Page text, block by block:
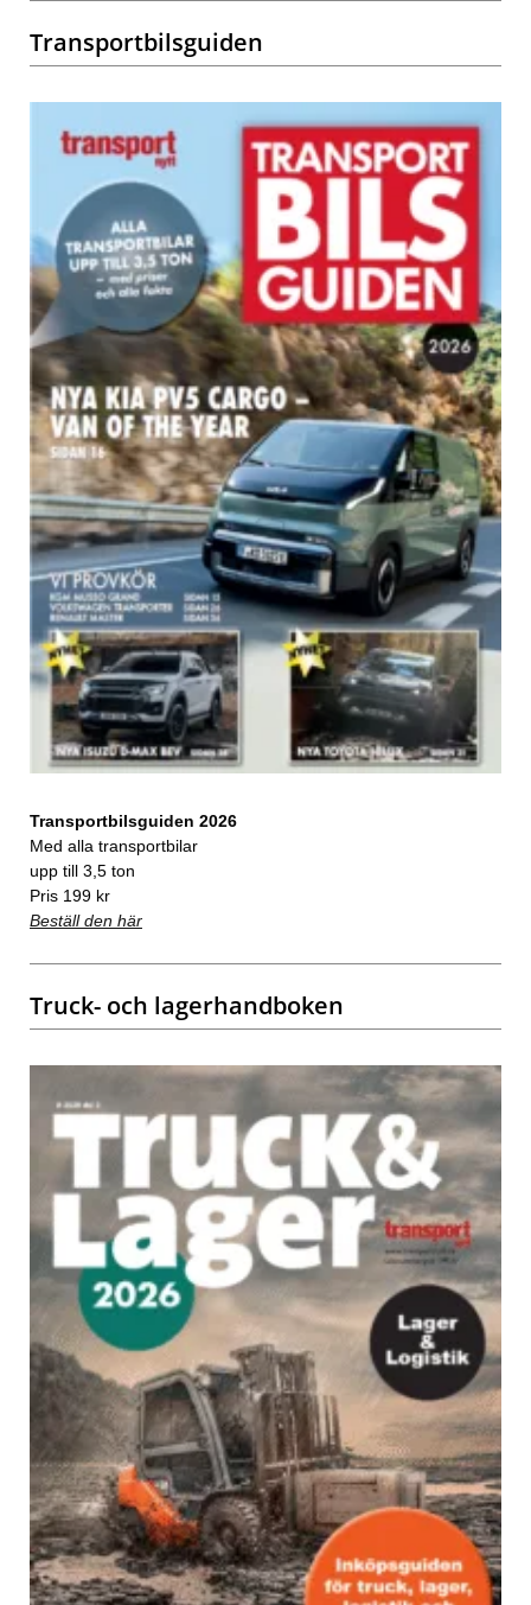
Transportbilsguiden
Transportbilsguiden 2026
Med alla transportbilar
upp till 3,5 ton
Pris 199 kr
Beställ den här
Truck- och lagerhandboken